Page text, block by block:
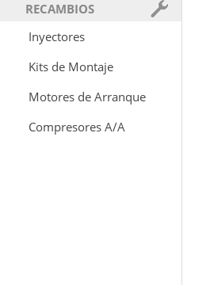
RECAMBIOS
Inyectores
Kits de Montaje
Motores de Arranque
Compresores A/A